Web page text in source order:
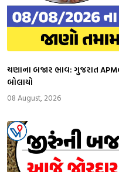
ચણાના બજાર ભાવ: ગુજરાત
બોલાયો
08 August, 2026